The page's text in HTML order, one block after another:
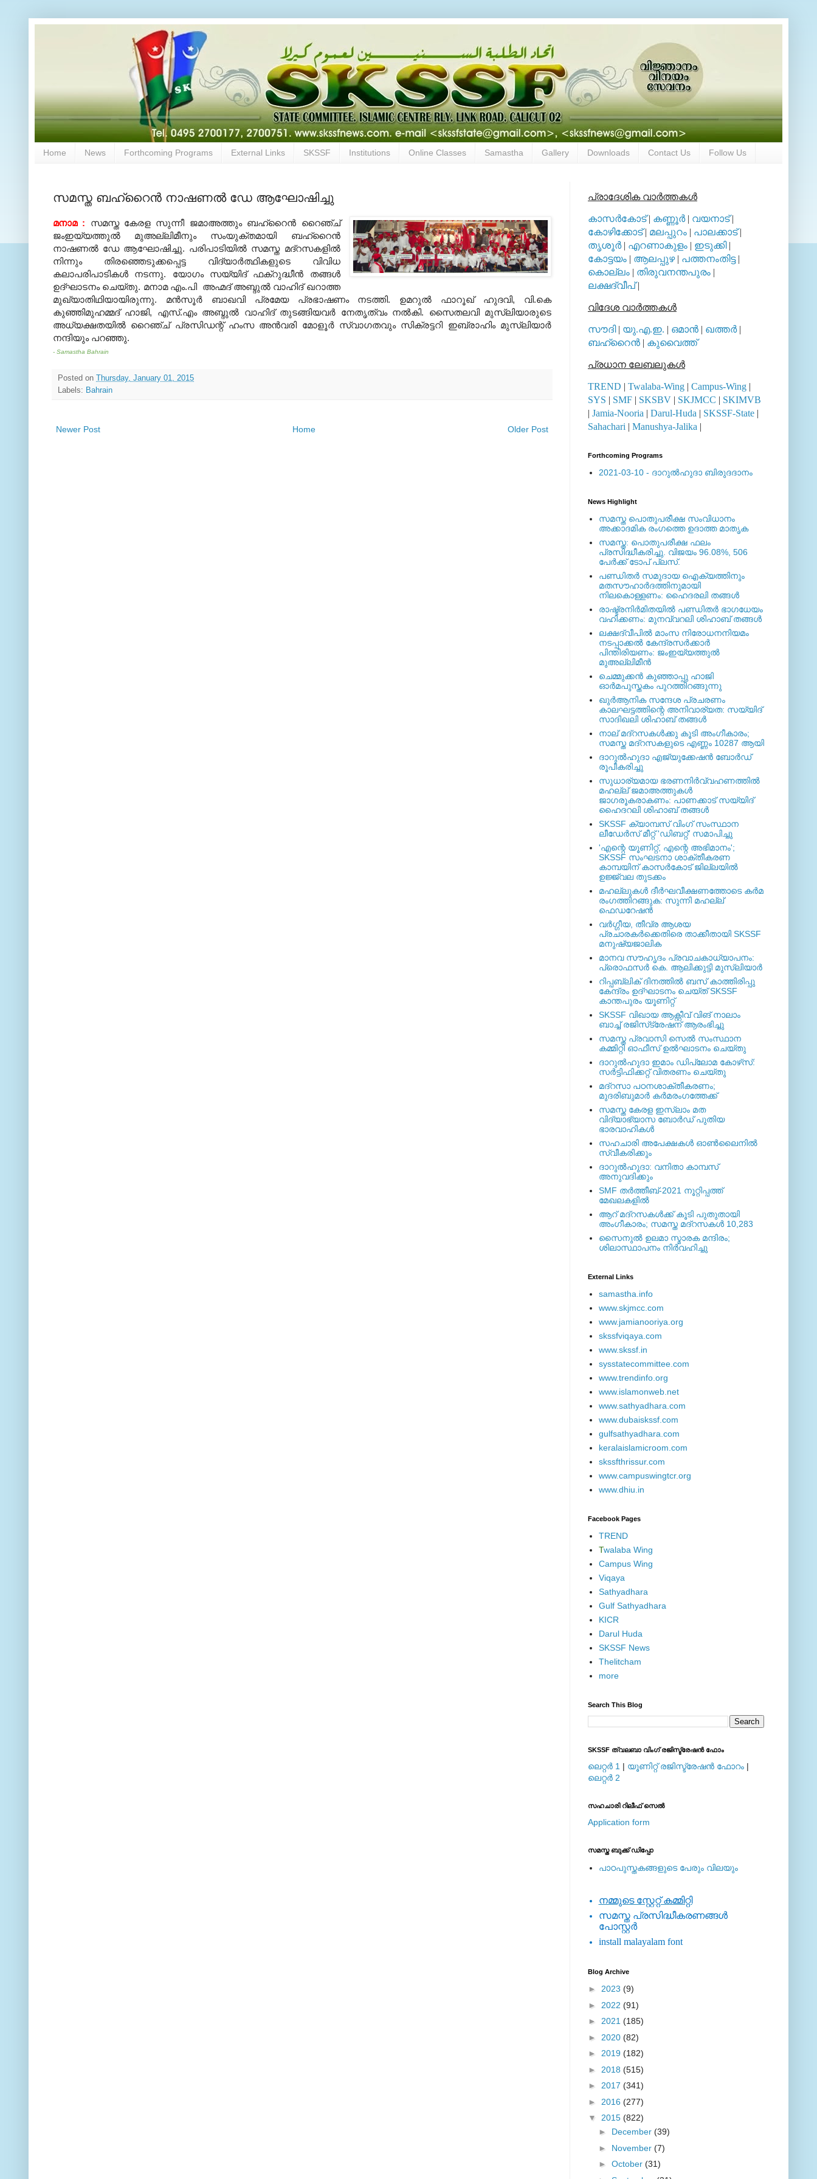
Home News Forthcoming Programs External Links SKSSF Institutions Online Classes Samastha Gallery Downloads Contact Us Follow Us
സമസ്ത ബഹ്‌റൈന്‍ നാഷണല്‍ ഡേ ആഘോഷിച്ചു
മനാമ : സമസ്ത കേരള സുന്നീ ജമാഅത്തും ബഹ്‌റൈന്‍ റൈഞ്ച്
ജംഇയ്യത്തുല്‍ മുഅല്ലിമീനും സംയുക്തമായി ബഹ്‌റൈന്‍
നാഷണല്‍ ഡേ ആഘോഷിച്ചു. പരിപാടിയില്‍ സമസ്ത മദ്‌റസകളില്‍
നിന്നും തിരഞ്ഞെടുക്കപ്പെട്ട വിദ്യാര്‍ത്ഥികളുടെ വിവിധ
കലാപരിപാടികള്‍ നടന്നു. യോഗം സയ്യിദ് ഫക്‌റുദ്ധീന്‍ തങ്ങള്‍
ഉദ്ഘാടനം ചെയ്തു. മനാമ എം.പി അഹ്മദ് അബ്ദുല്‍ വാഹിദ് ഖറാത്ത
മുഖ്യാതിഥിയായിരുന്നു. മന്‍സൂര്‍ ബാഖവി പ്രമേയ പ്രഭാഷണം നടത്തി. ഉമറുല്‍ ഫാറൂഖ് ഹുദവി, വി.കെ
കുഞ്ഞിമുഹമ്മദ് ഹാജി, എസ്.എം അബ്ദുല്‍ വാഹിദ് തുടങ്ങിയവര്‍ നേതൃത്വം നല്‍കി. സൈതലവി മുസ്‌ലിയാരുടെ
അധ്യക്ഷതയില്‍ റൈഞ്ച് പ്രസിഡന്റ് ഹംസ അന്‍വരി മോളൂര്‍ സ്വാഗതവും സിക്രട്ടറി ഇബ്രാഹിം മുസ്‌ലിയാര്‍
നന്ദിയും പറഞ്ഞു.
- Samastha Bahrain
Posted on Thursday, January 01, 2015
Labels: Bahrain
Newer Post Older Post
Home
പ്രാദേശിക വാര്‍ത്തകള്‍
കാസര്‍കോട്| കണ്ണൂര്‍| വയനാട്|
കോഴിക്കോട്| മലപ്പുറം | പാലക്കാട്|
തൃശൂര്‍| എറണാകുളം | ഇടുക്കി|
കോട്ടയം | ആലപ്പുഴ| പത്തനംതിട്ട|
കൊല്ലം | തിരുവനന്തപുരം |
ലക്ഷദ്വീപ്|
വിദേശ വാര്‍ത്തകള്‍
സൗദി| യു.എ.ഇ. | ഒമാന്‍ | ഖത്തര്‍|
ബഹ്റൈന്‍ | കുവൈത്ത്
പ്രധാന ലേബലുകള്‍
TREND | Twalaba-Wing | Campus-Wing |
SYS | SMF | SKSBV | SKJMCC | SKIMVB
| Jamia-Nooria | Darul-Huda | SKSSF-State |
Sahachari | Manushya-Jalika |
Forthcoming Programs
2021-03-10 - ദാറുല്‍ഹുദാ ബിരുദദാനം
News Highlight
സമസ്ത പൊതുപരീക്ഷ സംവിധാനം
അക്കാദമിക രംഗത്തെ ഉദാത്ത മാതൃക
സമസ്ത: പൊതുപരീക്ഷ ഫലം
പ്രസിദ്ധീകരിച്ചു. വിജയം 96.08%, 506
പേര്‍ക്ക് ടോപ് പ്ലസ്.
പണ്ഡിതര്‍ സമുദായ ഐക്യത്തിനും
മതസൗഹാര്‍ദത്തിനുമായി
നിലകൊള്ളണം: ഹൈദരലി തങ്ങള്‍
രാഷ്ട്രനിര്‍മിതയില്‍ പണ്ഡിതര്‍ ഭാഗധേയം
വഹിക്കണം: മുനവ്വറലി ശിഹാബ് തങ്ങള്‍
ലക്ഷദ്വീപില്‍ മാംസ നിരോധനനിയമം
നടപ്പാക്കല്‍ കേന്ദ്രസര്‍ക്കാര്‍
പിന്തിരിയണം: ജംഇയ്യത്തുല്‍
മുഅല്ലിമീന്‍
ചെമ്മുക്കന്‍ കുഞ്ഞാപ്പു ഹാജി
ഓര്‍മപുസ്തകം പുറത്തിറങ്ങുന്നു
ഖുര്‍ആനിക സന്ദേശ പ്രചരണം
കാലഘട്ടത്തിന്റെ അനിവാര്യത: സയ്യിദ്
സാദിഖലി ശിഹാബ് തങ്ങള്‍
നാല് മദ്‌റസകള്‍ക്കു കൂടി അംഗീകാരം;
സമസ്ത മദ്‌റസകളുടെ എണ്ണം 10287 ആയി
ദാറുല്‍ഹുദാ എജ്യുക്കേഷന്‍ ബോര്‍ഡ്
രൂപീകരിച്ചു
സുധാര്യമായ ഭരണനിര്‍വ്വഹണത്തില്‍
മഹല്ല് ജമാഅത്തുകള്‍
ജാഗരൂകരാകണം: പാണക്കാട് സയ്യിദ്
ഹൈദറലി ശിഹാബ് തങ്ങള്‍
SKSSF ക്യാമ്പസ് വിംഗ് സംസ്ഥാന
ലീഡേർസ് മീറ്റ് 'ഡിബറ്റ്' സമാപിച്ചു
'എന്റെ യൂണിറ്റ്, എന്റെ അഭിമാനം';
SKSSF സംഘടനാ ശാക്തീകരണ
കാമ്പയിന് കാസര്‍കോട് ജില്ലയില്‍
ഉജ്ജ്വല തുടക്കം
മഹല്ലുകള്‍ ദീര്‍ഘവീക്ഷണത്തോടെ കര്‍മ
രംഗത്തിറങ്ങുക: സുന്നി മഹല്ല്
ഫെഡറേഷന്‍
വര്‍ഗ്ഗീയ, തീവ്ര ആശയ
പ്രചാരകര്‍ക്കെതിരെ താക്കീതായി SKSSF
മനുഷ്യജാലിക
മാനവ സൗഹൃദം പ്രവാചകാധ്യാപനം:
പ്രൊഫസർ കെ. ആലിക്കുട്ടി മുസ്ലിയാർ
റിപ്പബ്ലിക് ദിനത്തില്‍ ബസ് കാത്തിരിപ്പു
കേന്ദ്രം ഉദ്ഘാടനം ചെയ്ത്‌ SKSSF
കാന്തപുരം യൂണിറ്റ്
SKSSF വിഖായ ആക്റ്റീവ് വിങ് നാലാം
ബാച്ച് രജിസ്‌ട്രേഷന് ആരംഭിച്ചു
സമസ്ത പ്രവാസി സെല്‍ സംസ്ഥാന
കമ്മിറ്റി ഓഫീസ് ഉല്‍ഘാടനം ചെയ്തു
ദാറുല്‍ഹുദാ ഇമാം ഡിപ്ലോമ കോഴ്‌സ്:
സര്‍ട്ടിഫിക്കറ്റ് വിതരണം ചെയ്തു
മദ്‌റസാ പഠനശാക്തീകരണം;
മുദരിബുമാര്‍ കര്‍മരംഗത്തേക്ക്
സമസ്ത കേരള ഇസ്ലാം മത
വിദ്യാഭ്യാസ ബോര്‍ഡ് പുതിയ
ഭാരവാഹികള്‍
സഹചാരി അപേക്ഷകൾ ഓൺലൈനിൽ
സ്വീകരിക്കും
ദാറുല്‍ഹുദാ: വനിതാ കാമ്പസ്
അനുവദിക്കും
SMF തര്‍ത്തീബ്-2021 നൂറ്റിപ്പത്ത്
മേഖലകളില്‍
ആറ് മദ്റസകള്‍ക്ക് കൂടി പുതുതായി
അംഗീകാരം; സമസ്ത മദ്റസകള്‍ 10,283
സൈനുല്‍ ഉലമാ സ്മാരക മന്ദിരം;
ശിലാസ്ഥാപനം നിര്‍വഹിച്ചു
External ‎Links
samastha.info
www.skjmcc.com
www.jamianooriya.org
skssfviqaya.com
www.skssf.in
sysstatecommittee.com
www.trendinfo.org
www.islamonweb.net
www.sathyadhara.com
www.dubaiskssf.com
gulfsathyadhara.com
keralaislamicroom.com
skssfthrissur.com
www.campuswingtcr.org
www.dhiu.in
Facebook Pages
TREND
Twalaba Wing
Campus Wing
Viqaya
Sathyadhara
Gulf Sathyadhara
KICR
Darul Huda
SKSSF News
Thelitcham
more
Search This Blog
SKSSF ത്വലബാ വിംഗ് രജിസ്ട്രേഷന്‍ ഫോം
ലെറ്റര്‍ 1 | യൂണിറ്റ് രജിസ്ട്രേഷന്‍ ഫോറം |
ലെറ്റര്‍ 2
സഹചാരി റിലീഫ് സെല്‍
Application form
സമസ്ത ബുക്ക് ഡിപ്പോ
പാഠപുസ്തകങ്ങളുടെ പേരും വിലയും
നമ്മുടെ സ്റ്റേറ്റ് കമ്മിറ്റി
സമസ്ത പ്രസിദ്ധീകരണങ്ങള്‍
പോസ്റ്റര്‍
install malayalam font
Blog Archive
► 2023 (9)
► 2022 (91)
► 2021 (185)
► 2020 (82)
► 2019 (182)
► 2018 (515)
► 2017 (341)
► 2016 (277)
▼ 2015 (822)
► December (39)
► November (7)
► October (31)